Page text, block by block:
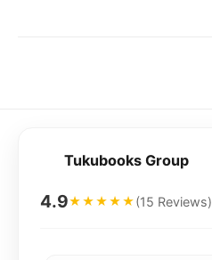
Tukubooks Group
4.9★★★★★(15 Reviews)